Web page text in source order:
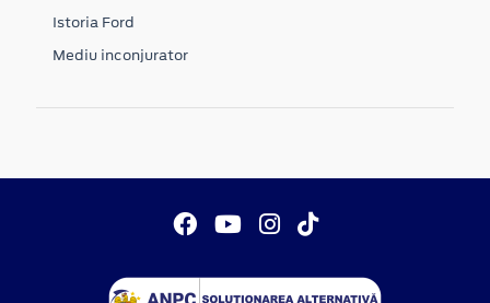
Istoria Ford
Mediu inconjurator